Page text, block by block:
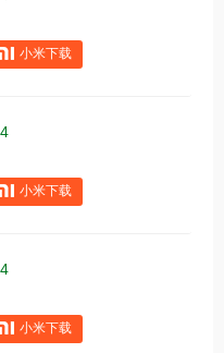
小米下载
小米下载
小米下载